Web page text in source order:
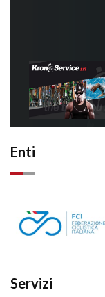
Enti
Servizi